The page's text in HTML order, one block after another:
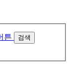
검색